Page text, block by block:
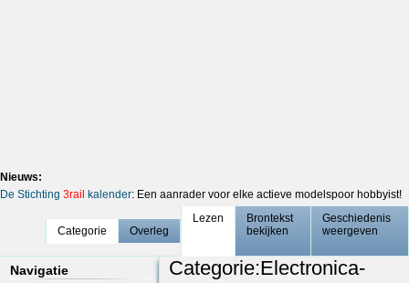
Nieuws:
De Stichting 3rail kalender: Een aanrader voor elke actieve modelspoor hobbyist!
Categorie Overleg
Lezen
Brontekst
bekijken
Geschiedenis
weergeven
Navigatie Categorie:Electronica-